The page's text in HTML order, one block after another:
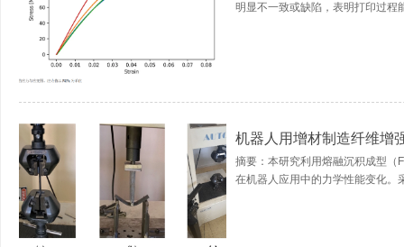
明显不一致或缺陷，表明打印过程
机器人用增材制造纤维增
摘要：本研究利用熔融沉积成型（
在机器人应用中的力学性能变化。